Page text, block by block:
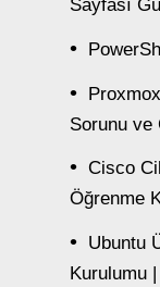
Sayfası
Sorunu ve
Cisco
Öğrenme
Ubuntu
Kurulumu